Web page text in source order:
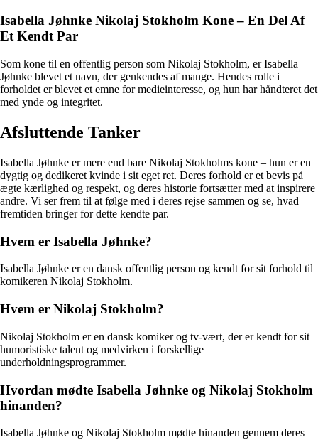
Isabella Jøhnke Nikolaj Stokholm Kone – En Del Af
Et Kendt Par
Som kone til en offentlig person som Nikolaj Stokholm, er Isabella
Jøhnke blevet et navn, der genkendes af mange. Hendes rolle i
forholdet er blevet et emne for medieinteresse, og hun har håndteret det
med ynde og integritet.
Afsluttende Tanker
Isabella Jøhnke er mere end bare Nikolaj Stokholms kone – hun er en
dygtig og dedikeret kvinde i sit eget ret. Deres forhold er et bevis på
ægte kærlighed og respekt, og deres historie fortsætter med at inspirere
andre. Vi ser frem til at følge med i deres rejse sammen og se, hvad
fremtiden bringer for dette kendte par.
Hvem er Isabella Jøhnke?
Isabella Jøhnke er en dansk offentlig person og kendt for sit forhold til
komikeren Nikolaj Stokholm.
Hvem er Nikolaj Stokholm?
Nikolaj Stokholm er en dansk komiker og tv-vært, der er kendt for sit
humoristiske talent og medvirken i forskellige
underholdningsprogrammer.
Hvordan mødte Isabella Jøhnke og Nikolaj Stokholm
hinanden?
Isabella Jøhnke og Nikolaj Stokholm mødte hinanden gennem deres